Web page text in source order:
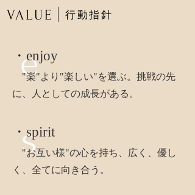
VALUE 行動指針
e
s
・enjoy
"楽"より"楽しい"を選ぶ。挑戦の先
に、人としての成長がある。
・spirit
"お互い様"の心を持ち、広く、優し
く、全てに向き合う。